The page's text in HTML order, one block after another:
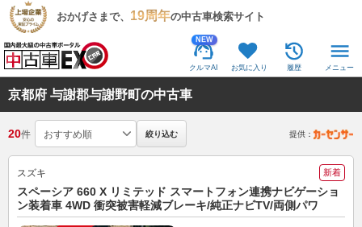
おかげさまで、 19周年の中古車検索サイト
NEW
クルマAI お気に入り 履歴 メニュー
京都府 与謝郡与謝野町の中古車
20件 絞り込む 提供：
スズキ 新着
スペーシア 660 X リミテッド スマートフォン連携ナビゲーショ
ン装着車 4WD 衝突被害軽減ブレーキ/純正ナビTV/両側パワ